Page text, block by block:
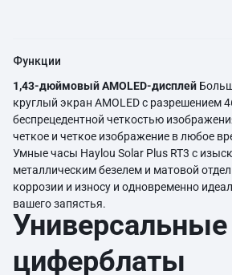
Функции
1,43-дюймовый AMOLED-дисплей
круглый экран AMOLED с разрешением
беспрецедентной четкостью
четкое и четкое изображение в любое
Умные часы Haylou Solar Plus RT3 с
металлическим безелем и матовой
коррозии и износу и одновременно
вашего запястья.
Универсальные
циферблаты